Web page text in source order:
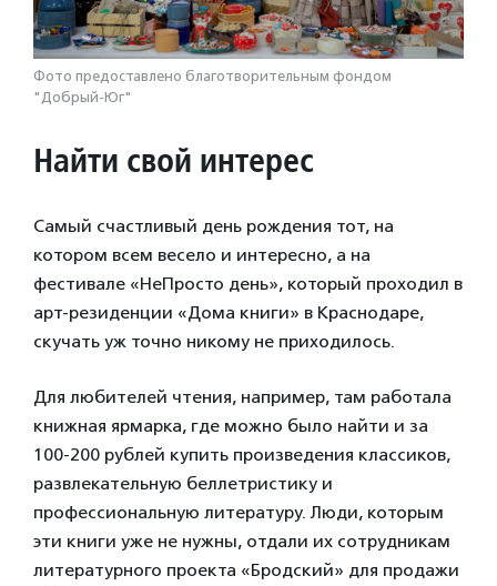
Фото предоставлено благотворительным фондом
"Добрый-Юг"
Найти свой интерес
Самый счастливый день рождения тот, на
котором всем весело и интересно, а на
фестивале «НеПросто день», который проходил в
арт-резиденции «Дома книги» в Краснодаре,
скучать уж точно никому не приходилось.
Для любителей чтения, например, там работала
книжная ярмарка, где можно было найти и за
100-200 рублей купить произведения классиков,
развлекательную беллетристику и
профессиональную литературу. Люди, которым
эти книги уже не нужны, отдали их сотрудникам
литературного проекта «Бродский» для продажи